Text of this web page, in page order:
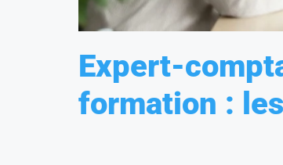
Expert-
formation :